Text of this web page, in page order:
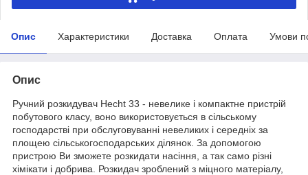
Опис Характеристики Доставка Оплата Умови
Опис
Ручний розкидувач Hecht 33 - невелике і компактне пристрій
побутового класу, воно використовується в сільському
господарстві при обслуговуванні невеликих і середніх за
площею сільськогосподарських ділянок. За допомогою
пристрою Ви зможете розкидати насіння, а так само різні
хімікати і добрива. Розкидач зроблений з міцного матеріалу,